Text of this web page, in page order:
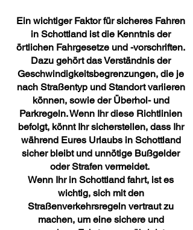
Ein wichtiger Faktor für sicheres Fahren
in Schottland ist die Kenntnis der
örtlichen Fahrgesetze und -vorschriften.
Dazu gehört das Verständnis der
Geschwindigkeitsbegrenzungen, die je
nach Straßentyp und Standort variieren
können, sowie der Überhol- und
Parkregeln. Wenn Ihr diese Richtlinien
befolgt, könnt Ihr sicherstellen, dass Ihr
während Eures Urlaubs in Schottland
sicher bleibt und unnötige Bußgelder
oder Strafen vermeidet.
Wenn Ihr in Schottland fahrt, ist es
wichtig, sich mit den
Straßenverkehrsregeln vertraut zu
machen, um eine sichere und